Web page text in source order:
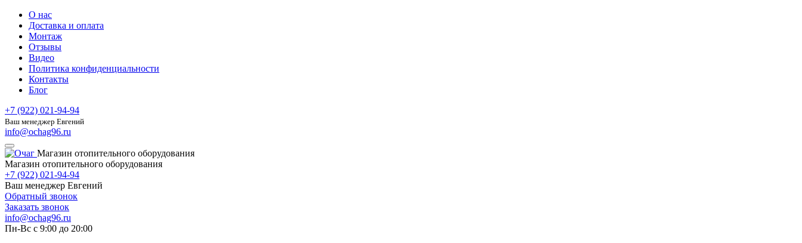
О нас
Доставка и оплата
Монтаж
Отзывы
Видео
Политика конфиденциальности
Контакты
Блог
+7 (922) 021-94-94
Ваш менеджер Евгений
info@ochag96.ru
Магазин отопительного оборудования
Магазин отопительного оборудования
+7 (922) 021-94-94
Ваш менеджер Евгений
Обратный звонок
Заказать звонок
info@ochag96.ru
Пн-Вс с 9:00 до 20:00